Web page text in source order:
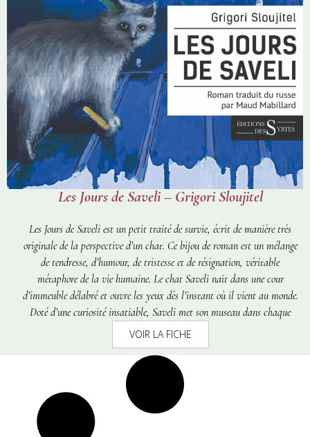
Les Jours de Saveli – Grigori Sloujitel
Les Jours de Saveli est un petit traité de survie, écrit de manière très
originale de la perspective d’un chat. Ce bijou de roman est un mélange
de tendresse, d’humour, de tristesse et de résignation, véritable
métaphore de la vie humaine. Le chat Saveli nait dans une cour
d’immeuble délabré et ouvre les yeux dès l’instant où il vient au monde.
Doté d’une curiosité insatiable, Saveli met son museau dans chaque
recoin, attentif à tout et attiré par des lieux inconnus. Du jour où Vitia
le prend chez lui, les aventures s’enchaînent: il devient notamment
colocataire d’un perroquet fou, employé officiel de la galerie Tretiakov,
protégé d’une bande d’émigrés kirghizes, leader d’une commune de chats
et pensionnaire d’un bar à chats. En même temps qu’une pseudo-
biographie écrite le sourire en coin,Les Jours de Saveli
Moscou d’hier et d’aujourd’hui, élégante, pleine de charme et libre
VOIR LA FICHE